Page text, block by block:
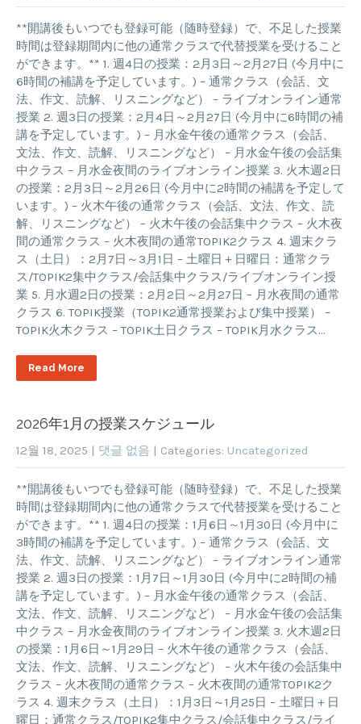
**開講後もいつでも登録可能（随時登録）で、不足した授業
時間は登録期間内に他の通常クラスで代替授業を受けること
ができます。** 1. 週4日の授業：2月3日～2月27日 (今月中に
6時間の補講を予定しています。) – 通常クラス（会話、文
法、作文、読解、リスニングなど） – ライブオンライン通常
授業 2. 週3日の授業：2月4日～2月27日 (今月中に6時間の補
講を予定しています。) – 月水金午後の通常クラス（会話、
文法、作文、読解、リスニングなど） – 月水金午後の会話集
中クラス – 月水金夜間のライブオンライン授業 3. 火木週2日
の授業：2月3日～2月26日 (今月中に2時間の補講を予定して
います。) – 火木午後の通常クラス（会話、文法、作文、読
解、リスニングなど） – 火木午後の会話集中クラス – 火木夜
間の通常クラス – 火木夜間の通常TOPIK2クラス 4. 週末クラ
ス（土日）：2月7日～3月1日 – 土曜日＋日曜日：通常クラ
ス/TOPIK2集中クラス/会話集中クラス/ライブオンライン授
業 5. 月水週2日の授業：2月2日～2月27日 – 月水夜間の通常
クラス 6. TOPIK授業（TOPIK2通常授業および集中授業） –
TOPIK火木クラス – TOPIK土日クラス – TOPIK月水クラス…
Read More
2026年1月の授業スケジュール
12월 18, 2025 | 댓글 없음 | Categories: Uncategorized
**開講後もいつでも登録可能（随時登録）で、不足した授業
時間は登録期間内に他の通常クラスで代替授業を受けること
ができます。** 1. 週4日の授業：1月6日～1月30日 (今月中に
3時間の補講を予定しています。) – 通常クラス（会話、文
法、作文、読解、リスニングなど） – ライブオンライン通常
授業 2. 週3日の授業：1月7日～1月30日 (今月中に2時間の補
講を予定しています。) – 月水金午後の通常クラス（会話、
文法、作文、読解、リスニングなど） – 月水金午後の会話集
中クラス – 月水金夜間のライブオンライン授業 3. 火木週2日
の授業：1月6日～1月29日 – 火木午後の通常クラス（会話、
文法、作文、読解、リスニングなど） – 火木午後の会話集中
クラス – 火木夜間の通常クラス – 火木夜間の通常TOPIK2ク
ラス 4. 週末クラス（土日）：1月3日～1月25日 – 土曜日＋日
曜日：通常クラス/TOPIK2集中クラス/会話集中クラス/ライ